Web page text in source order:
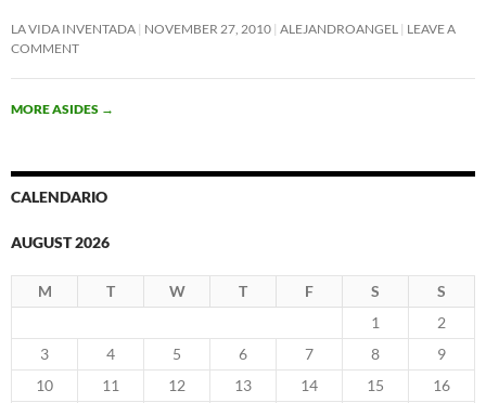
LA VIDA INVENTADA NOVEMBER 27, 2010 ALEJANDROANGEL
LEAVE A
COMMENT
MORE ASIDES →
CALENDARIO
AUGUST 2026
M T W T F S
S
1
2
3
4 5 6 7 8
9
10
11 12 13 14 15
16